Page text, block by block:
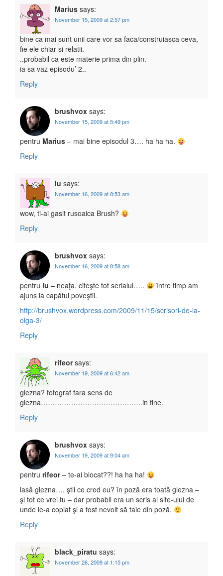
Marius says:
November 15, 2009 at 2:57 pm
bine ca mai sunt unii care vor sa faca/construiasca ceva,
fie ele chiar si relatii.
..probabil ca este materie prima din plin.
ia sa vaz episodu’ 2..
Reply
brushvox says:
November 15, 2009 at 5:49 pm
pentru Marius – mai bine episodul 3…. ha ha ha.
Reply
lu says:
November 16, 2009 at 8:53 am
wow, ti-ai gasit rusoaica Brush?
Reply
brushvox says:
November 16, 2009 at 8:58 am
pentru lu – neaţa. citeşte tot serialul…..
între timp am
ajuns la capătul poveştii.
http://brushvox.wordpress.com/2009/11/15/scrisori-de-la-
olga-3/
Reply
rifeor says:
November 19, 2009 at 6:42 am
glezna? fotograf fara sens de
glezna……………………………………..in fine.
Reply
brushvox says:
November 19, 2009 at 9:04 am
pentru rifeor– te-ai blocat??! ha ha ha!
lasă glezna…. ştii ce cred eu? în poză era toată glezna –
şi tot ce vrei tu – dar probabil era un scris al site-ului de
unde le-a copiat şi a fost nevoit să taie din poză.
Reply
black_piratu says:
November 26, 2009 at 1:15 pm